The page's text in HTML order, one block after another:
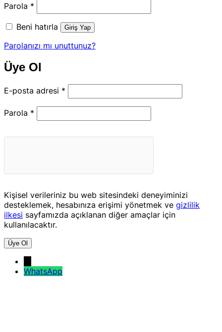
Parola *
Beni hatırla Giriş Yap
Parolanızı mı unuttunuz?
Üye Ol
E-posta adresi *
Parola *
Kişisel verileriniz bu web sitesindeki deneyiminizi
desteklemek, hesabınıza erişimi yönetmek ve gizlilik
ilkesi sayfamızda açıklanan diğer amaçlar için
kullanılacaktır.
Üye Ol
WhatsApp